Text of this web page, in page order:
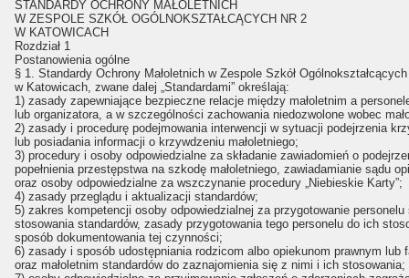
STANDARDY OCHRONY MAŁOLETNICH
W ZESPOLE SZKÓŁ OGÓLNOKSZTAŁCĄCYCH NR 2
W KATOWICACH
Rozdział 1
Postanowienia ogólne
§ 1. Standardy Ochrony Małoletnich w Zespole Szkół
w Katowicach, zwane dalej „Standardami” określają:
1) zasady zapewniające bezpieczne relacje między małoletnim a
lub organizatora, a w szczególności zachowania niedozwolone wobec
2) zasady i procedurę podejmowania interwencji w sytuacji podejrzenia
lub posiadania informacji o krzywdzeniu małoletniego;
3) procedury i osoby odpowiedzialne za składanie zawiadomień o
popełnienia przestępstwa na szkodę małoletniego, zawiadamianie sądu
oraz osoby odpowiedzialne za wszczynanie procedury „Niebieskie Karty”;
4) zasady przeglądu i aktualizacji standardów;
5) zakres kompetencji osoby odpowiedzialnej za przygotowanie personelu
stosowania standardów, zasady przygotowania tego personelu do ich
sposób dokumentowania tej czynności;
6) zasady i sposób udostępniania rodzicom albo opiekunom prawnym lub
oraz małoletnim standardów do zaznajomienia się z nimi i ich stosowania;